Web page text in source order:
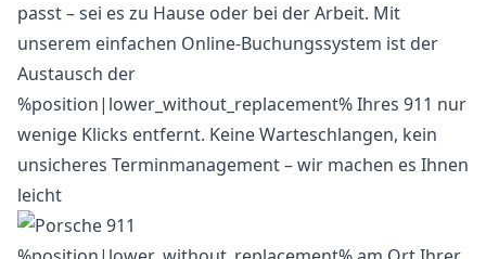
passt – sei es zu Hause oder bei der Arbeit. Mit
unserem einfachen Online-Buchungssystem ist der
Austausch der
%position|lower_without_replacement% Ihres 911 nur
wenige Klicks entfernt. Keine Warteschlangen, kein
unsicheres Terminmanagement – wir machen es Ihnen
leicht